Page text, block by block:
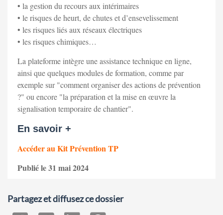
• la gestion du recours aux intérimaires
• le risques de heurt, de chutes et d’ensevelissement
• les risques liés aux réseaux électriques
• les risques chimiques…
La plateforme intègre une assistance technique en ligne,
ainsi que quelques modules de formation, comme par
exemple sur "comment organiser des actions de prévention
?" ou encore "la préparation et la mise en œuvre la
signalisation temporaire de chantier".
En savoir +
Accéder au Kit Prévention TP
Publié le 31 mai 2024
Partagez et diffusez ce dossier